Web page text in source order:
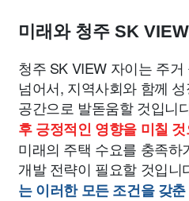
미래와 청주 SK VIEW
청주 SK VIEW 자이는 주
넘어서, 지역사회와 함께
공간으로 발돋움할 것입니
후 긍정적인 영향을 미칠
미래의 주택 수요를 충족
개발 전략이 필요할 것입니
는 이러한 모든 조건을 갖